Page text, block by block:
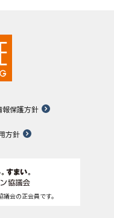
報保護方針
方針
会の正会員です。